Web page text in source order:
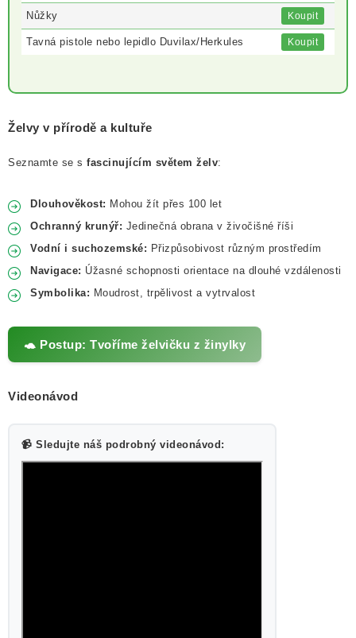
Nůžky Koupit
Tavná pistole nebo lepidlo Duvilax/Herkules Koupit
Želvy v přírodě a kultuře
Seznamte se s fascinujícím světem želv:
Dlouhověkost: Mohou žít přes 100 let
Ochranný krunýř: Jedinečná obrana v živočišné říši
Vodní i suchozemské: Přizpůsobivost různým prostředím
Navigace: Úžasné schopnosti orientace na dlouhé vzdálenosti
Symbolika: Moudrost, trpělivost a vytrvalost
🐢 Postup: Tvoříme želvičku z žinylky
Videonávod
📹 Sledujte náš podrobný videonávod: